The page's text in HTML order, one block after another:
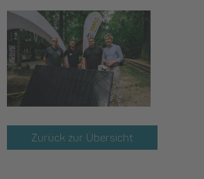
Zurück zur Übersicht